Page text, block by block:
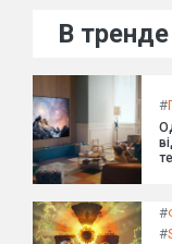
В тренде
#
#
#